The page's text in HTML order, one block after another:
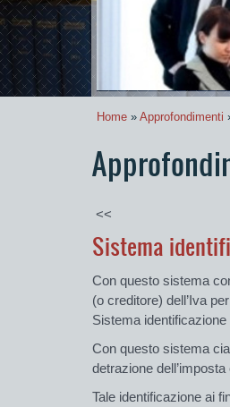
Home » Approfondimenti
<<
Sistema
Con questo sistema
(o creditore) dell’Iva
Sistema identificazione
Con questo sistema
detrazione
Tale identificazione ai